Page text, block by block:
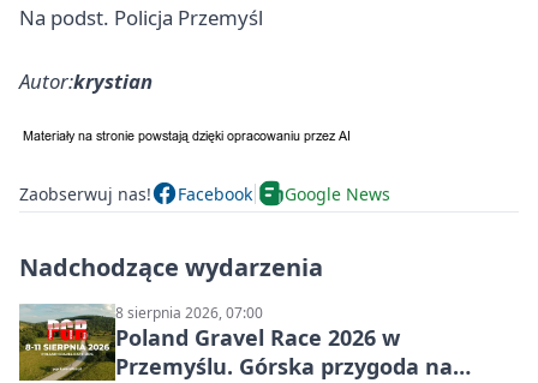
Na podst. Policja Przemyśl
Autor:krystian
Zaobserwuj nas! Facebook Google News
Nadchodzące wydarzenia
8 sierpnia 2026, 07:00
Poland Gravel Race 2026 w
Przemyślu. Górska przygoda na